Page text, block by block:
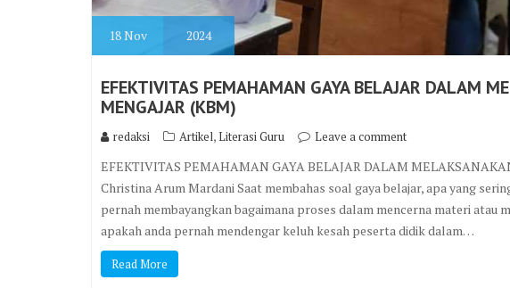
18Nov 2024
EFEKTIVITAS PEMAHAMAN GAYA BELAJAR DALAM
MENGAJAR (KBM)
redaksi Artikel,Literasi Guru Leave a comment
EFEKTIVITAS PEMAHAMAN GAYA BELAJAR DALAM
Christina Arum Mardani Saat membahas soal gaya belajar, apa yang
pernah membayangkan bagaimana proses dalam mencerna materi atau
apakah anda pernah mendengar keluh kesah peserta didik dalam…
Read More